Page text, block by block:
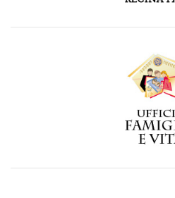
Visita la pagina dell'Ufficio per
della diocesi di
link